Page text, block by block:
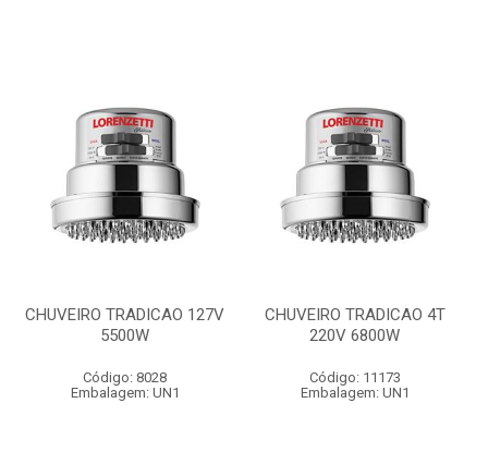
CHUVEIRO TRADICAO 127V
5500W
Código: 8028
Embalagem: UN1
CHUVEIRO TRADICAO 4T
220V 6800W
Código: 11173
Embalagem: UN1